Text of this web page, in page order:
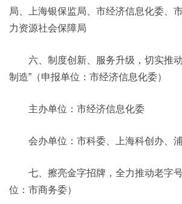
局、上海银保监局、市经济信息化委、
力资源社会保障局
六、制度创新、服务升级，切实推动
制造”（申报单位：市经济信息化委）
主办单位：市经济信息化委
会办单位：市科委、上海科创办、
七、擦亮金字招牌，全力推动老字号
位：市商务委）